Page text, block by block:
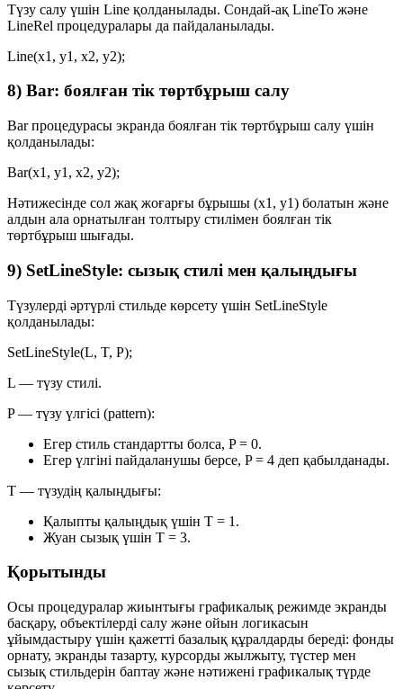
Түзу салу үшін Line қолданылады. Сондай-ақ LineTo және
LineRel процедуралары да пайдаланылады.
Line(x1, y1, x2, y2);
8) Bar: боялған тік төртбұрыш салу
Barпроцедурасы экранда боялған тік төртбұрыш салу үшін
қолданылады:
Bar(x1, y1, x2, y2);
Нәтижесінде сол жақ жоғарғы бұрышы (x1, y1) болатын және
алдын ала орнатылған толтыру стилімен боялған тік
төртбұрыш шығады.
9) SetLineStyle: сызық стилі мен қалыңдығы
Түзулерді әртүрлі стильде көрсету үшін SetLineStyle
қолданылады:
SetLineStyle(L, T, P);
L — түзу стилі.
P— түзу үлгісі (pattern):
Егер стиль стандартты болса, P = 0.
Егер үлгіні пайдаланушы берсе, P = 4 деп қабылданады.
T — түзудің қалыңдығы:
Қалыпты қалыңдық үшін T = 1 .
Жуан сызық үшін T = 3.
Қорытынды
Осы процедуралар жиынтығы графикалық режимде экранды
басқару, объектілерді салу және ойын логикасын
ұйымдастыру үшін қажетті базалық құралдарды береді: фонды
орнату, экранды тазарту, курсорды жылжыту, түстер мен
сызық стильдерін баптау және нәтижені графикалық түрде